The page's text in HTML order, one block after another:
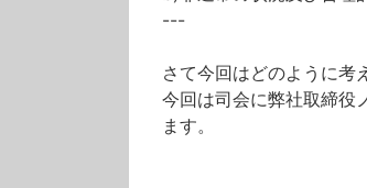
---
さて今回はどのように考
今回は司会に弊社取締役
ます。